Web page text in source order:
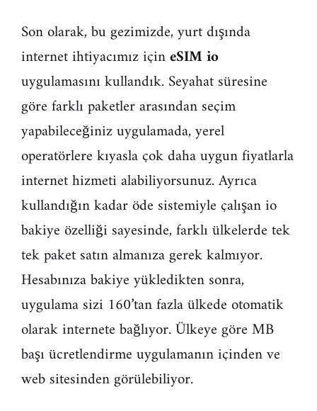
Son olarak, bu gezimizde, yurt dışında
internet ihtiyacımız içineSIM io
uygulamasını kullandık. Seyahat süresine
göre farklı paketler arasından seçim
yapabileceğiniz uygulamada, yerel
operatörlere kıyasla çok daha uygun fiyatlarla
internet hizmeti alabiliyorsunuz. Ayrıca
kullandığın kadar öde sistemiyle çalışan io
bakiye özelliği sayesinde, farklı ülkelerde tek
tek paket satın almanıza gerek kalmıyor.
Hesabınıza bakiye yükledikten sonra,
uygulama sizi 160’tan fazla ülkede otomatik
olarak internete bağlıyor. Ülkeye göre MB
başı ücretlendirme uygulamanın içinden ve
web sitesinden görülebiliyor.